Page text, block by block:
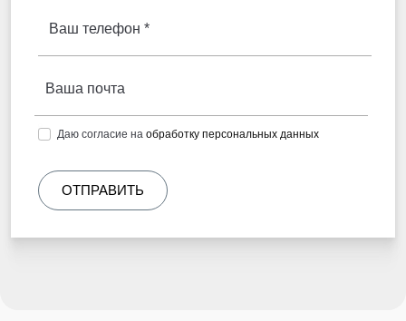
Ваш телефон *
Ваша почта
Даю согласие на обработку персональных данных